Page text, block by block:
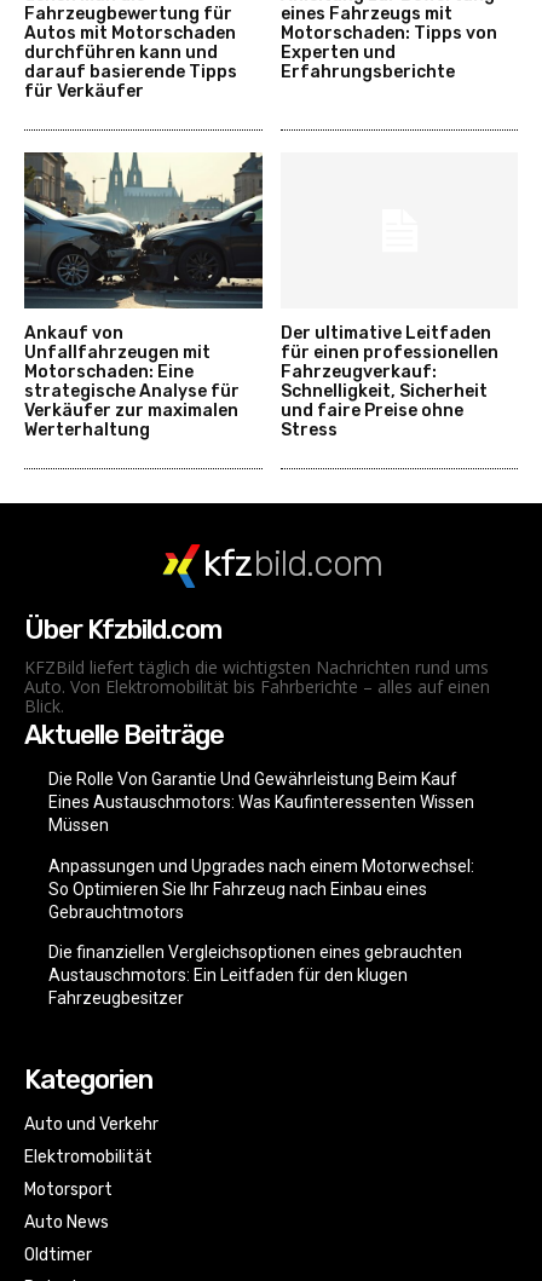
Fahrzeugbewertung für
Autos mit Motorschaden
durchführen kann und
darauf basierende Tipps
für Verkäufer
eines Fahrzeugs mit
Motorschaden: Tipps von
Experten und
Erfahrungsberichte
Ankauf von
Unfallfahrzeugen mit
Motorschaden: Eine
strategische Analyse für
Verkäufer zur maximalen
Werterhaltung
Der ultimative Leitfaden
für einen professionellen
Fahrzeugverkauf:
Schnelligkeit, Sicherheit
und faire Preise ohne
Stress
kfzbild.com
Über Kfzbild.com
KFZBild liefert täglich die wichtigsten Nachrichten rund ums
Auto. Von Elektromobilität bis Fahrberichte – alles auf einen
Blick.
Aktuelle Beiträge
Die Rolle Von Garantie Und Gewährleistung Beim Kauf
Eines Austauschmotors: Was Kaufinteressenten Wissen
Müssen
Anpassungen und Upgrades nach einem Motorwechsel:
So Optimieren Sie Ihr Fahrzeug nach Einbau eines
Gebrauchtmotors
Die finanziellen Vergleichsoptionen eines gebrauchten
Austauschmotors: Ein Leitfaden für den klugen
Fahrzeugbesitzer
Kategorien
Auto und Verkehr
Elektromobilität
Motorsport
Auto News
Oldtimer